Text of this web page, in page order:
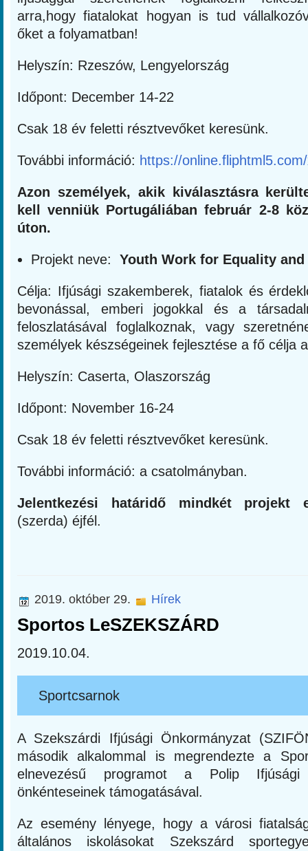
arra,hogy fiatalokat hogyan is tud
őket a folyamatban!
Helyszín: Rzeszów, Lengyelország
Időpont: December 14-22
Csak 18 év feletti résztvevőket keresünk.
További információ: https://
Azon személyek, akik kiválasztásra
kell venniük Portugáliában február 2-8
úton.
Projekt neve: Youth Work for Equality
Célja: Ifjúsági szakemberek, fiatalok és
bevonással, emberi jogokkal és a
feloszlatásával foglalkoznak, vagy
személyek készségeinek fejlesztése a fő célja
Helyszín: Caserta, Olaszország
Időpont: November 16-24
Csak 18 év feletti résztvevőket keresünk.
További információ: a csatolmányban.
Jelentkezési határidő mindkét projekt
(szerda) éjfél.
2019. október 29. Hírek
Sportos LeSZEKSZÁRD
2019.10.04.
Sportcsarnok
A Szekszárdi Ifjúsági Önkormányzat
második alkalommal is megrendezte a
elnevezésű programot a Polip Ifjúsági
önkénteseinek támogatásával.
Az esemény lényege, hogy a városi
általános iskolásokat Szekszárd